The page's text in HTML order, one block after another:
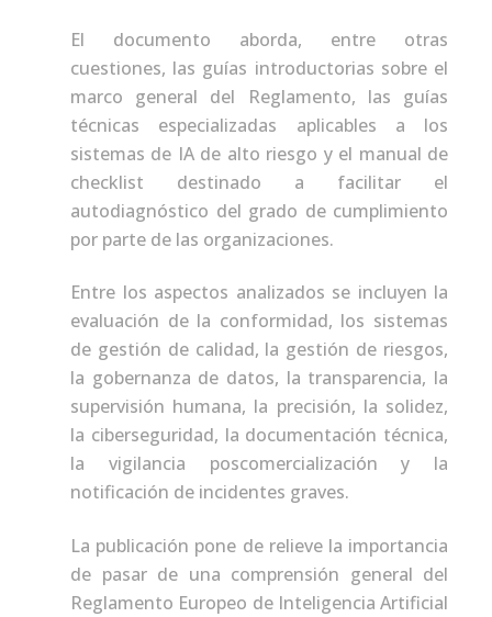
El documento aborda, entre otras
cuestiones, las guías introductorias sobre el
marco general del Reglamento, las guías
técnicas especializadas aplicables a los
sistemas de IA de alto riesgo y el manual de
checklist destinado a facilitar el
autodiagnóstico del grado de cumplimiento
por parte de las organizaciones.
Entre los aspectos analizados se incluyen la
evaluación de la conformidad, los sistemas
de gestión de calidad, la gestión de riesgos,
la gobernanza de datos, la transparencia, la
supervisión humana, la precisión, la solidez,
la ciberseguridad, la documentación técnica,
la vigilancia poscomercialización y la
notificación de incidentes graves.
La publicación pone de relieve la importancia
de pasar de una comprensión general del
Reglamento Europeo de Inteligencia Artificial